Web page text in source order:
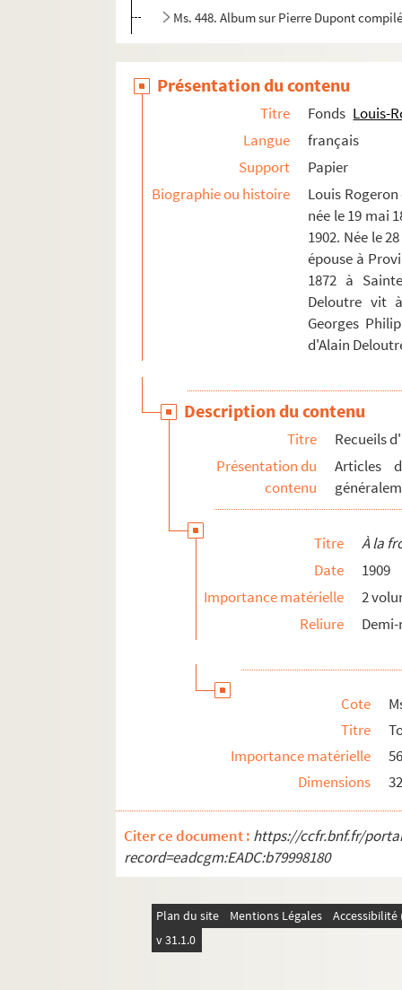
Ms. 448. Album sur Pierre Dupont
Présentation du contenu
Titre Fonds Louis-
Langue
français
Support
Papier
Biographie ou histoire
Louis
née le 19 mai
1902. Née le
épouse à
1872 à
Deloutre vit à
Georges
d'Alain
Description du contenu
Titre
Recueils
Présentation du
contenu
Articles
Titre
À la
Date
1909
Importance matérielle
2
Reliure
Cote
Titre
Importance matérielle
Dimensions
Citer ce document : https://ccfr.bnf.fr/
record=eadcgm:EADC:b79998180
Plan du site Mentions Légales
v 31.1.0